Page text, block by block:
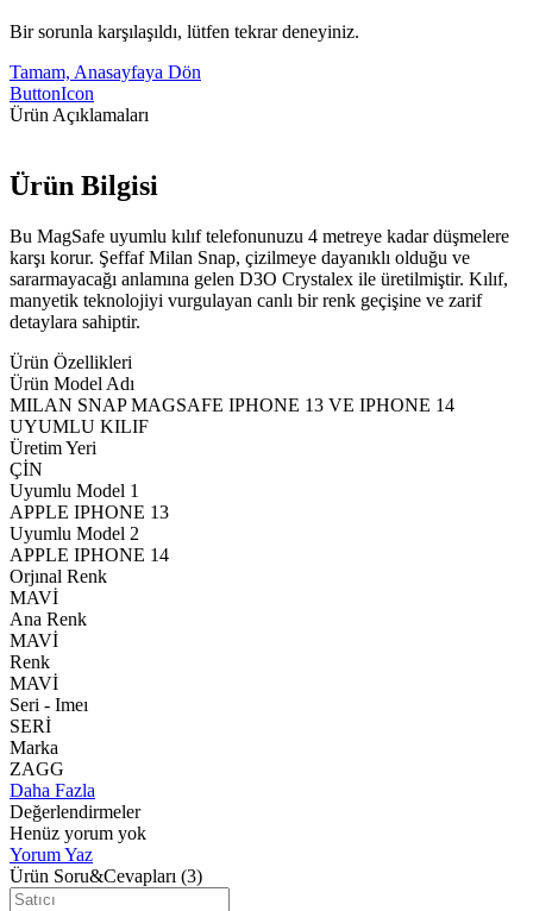
Bir sorunla karşılaşıldı, lütfen tekrar deneyiniz.
Tamam, Anasayfaya Dön
ButtonIcon
Ürün Açıklamaları
Ürün Bilgisi
Bu MagSafe uyumlu kılıf telefonunuzu 4 metreye kadar düşmelere
karşı korur. Şeffaf Milan Snap, çizilmeye dayanıklı olduğu ve
sararmayacağı anlamına gelen D3O Crystalex ile üretilmiştir. Kılıf,
manyetik teknolojiyi vurgulayan canlı bir renk geçişine ve zarif
detaylara sahiptir.
Ürün Özellikleri
Ürün Model Adı
MILAN SNAP MAGSAFE IPHONE 13 VE IPHONE 14
UYUMLU KILIF
Üretim Yeri
ÇİN
Uyumlu Model 1
APPLE IPHONE 13
Uyumlu Model 2
APPLE IPHONE 14
Orjınal Renk
MAVİ
Ana Renk
MAVİ
Renk
MAVİ
Seri - Imeı
SERİ
Marka
ZAGG
Daha Fazla
Değerlendirmeler
Henüz yorum yok
Yorum Yaz
Ürün Soru&Cevapları (3)